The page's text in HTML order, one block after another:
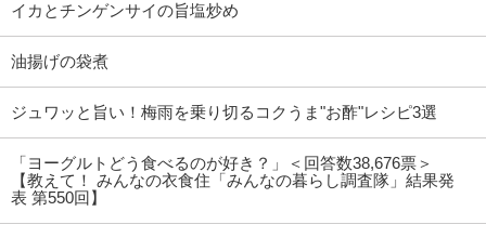
イカとチンゲンサイの旨塩炒め
油揚げの袋煮
ジュワッと旨い！梅雨を乗り切るコクうま"お酢"レシピ3選
「ヨーグルトどう食べるのが好き？」＜回答数38,676票＞
【教えて！ みんなの衣食住「みんなの暮らし調査隊」結果発
表 第550回】